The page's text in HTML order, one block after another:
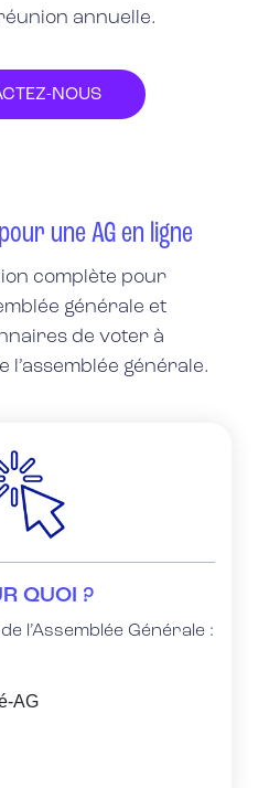
annuelle.
NOUS
une AG en ligne
complète pour
générale et
de voter à
l’assemblée générale.
QUOI ?
l’Assemblée Générale :
AG